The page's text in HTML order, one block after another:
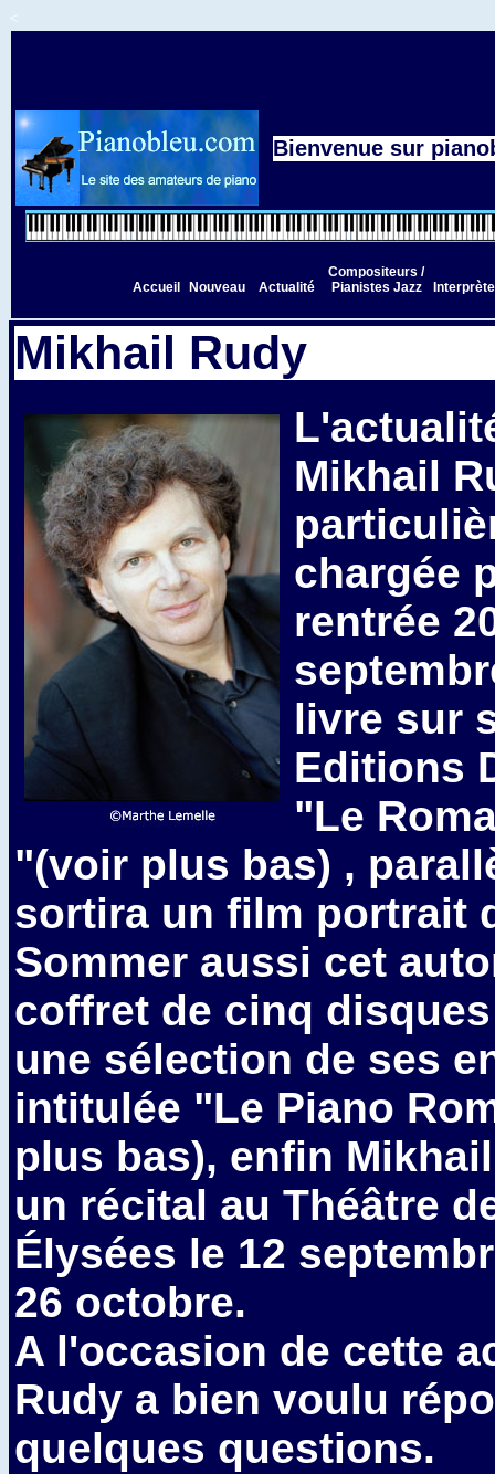
<
Bienvenue sur
Accueil Nouveau Actualité
Compositeurs /
Pianistes Jazz
Mikhail Rudy
Mikhail
chargée
rentrée
livre sur
Editions
"Le
"(voir plus bas) ,
sortira un film portrait
Sommer aussi cet
coffret de cinq
une sélection de ses
intitulée "Le Piano
plus bas), enfin
un récital au Théâtre
Élysées le 12
26 octobre.
A l'occasion de cette
Rudy a bien voulu
quelques questions.